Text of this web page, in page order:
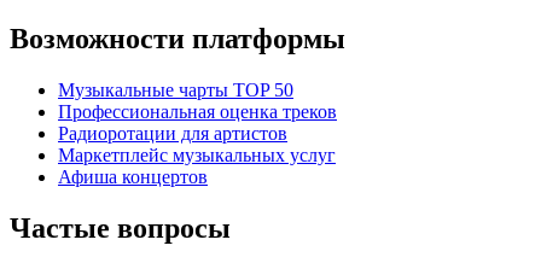
Возможности платформы
Музыкальные чарты TOP 50
Профессиональная оценка треков
Радиоротации для артистов
Маркетплейс музыкальных услуг
Афиша концертов
Частые вопросы